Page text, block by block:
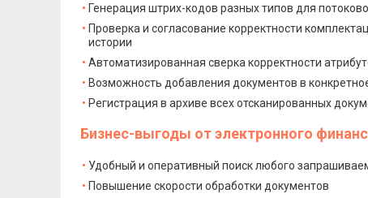
Генерация штрих-кодов разных типов для
Проверка и согласование корректности
истории
Автоматизированная сверка корректности
Возможность добавления документов в
Регистрация в архиве всех отсканированных
Бизнес-выгоды от электронного
Удобный и оперативный поиск любого
Повышение скорости обработки документов